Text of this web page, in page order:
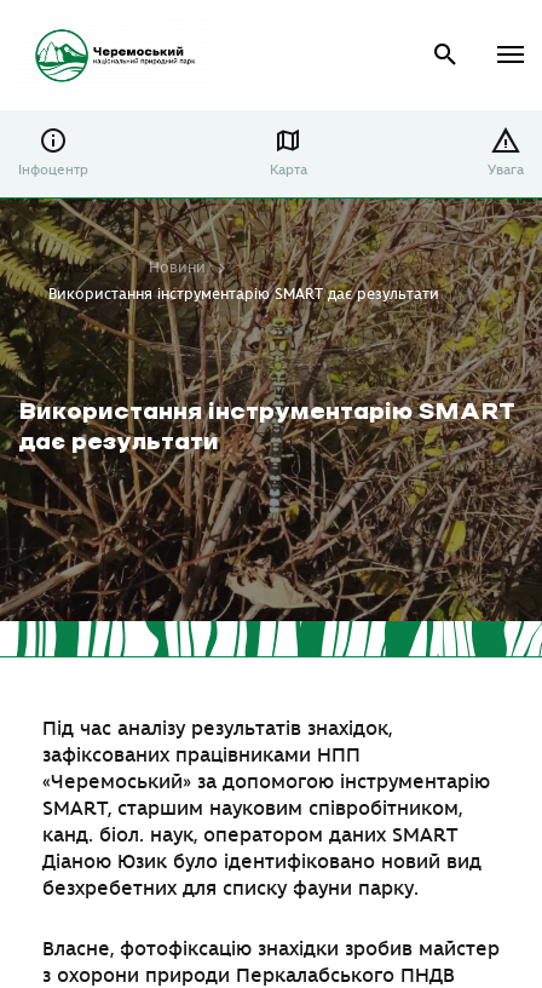
Інфоцентр Карта Увага
Використання інструментарію SMART
дає результати
Головна
Новини
Використання інструментарію SMART дає результати
Під час аналізу результатів знахідок,
зафіксованих працівниками НПП
«Черемоський» за допомогою інструментарію
SMART, старшим науковим співробітником,
канд. біол. наук, оператором даних SMART
Діаною Юзик було ідентифіковано новий вид
безхребетних для списку фауни парку.
Власне, фотофіксацію знахідки зробив майстер
з охорони природи Перкалабського ПНДВ